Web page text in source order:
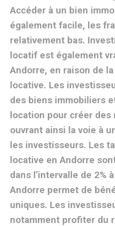
Accéder à un bien
également facile, les
relativement bas.
locatif est également
Andorre, en raison de
locative. Les
des biens immobiliers
location pour créer
ouvrant ainsi la voie à
les investisseurs. Les
locative en Andorre
dans l’intervalle de 2%
Andorre permet de
uniques. Les
notamment profiter du